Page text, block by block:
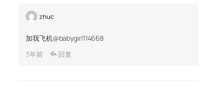
zhuc
加我飞机@babygirl114668
3年前
回复